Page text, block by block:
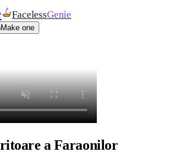
FacelessGenie
Make one
a Faraonilor